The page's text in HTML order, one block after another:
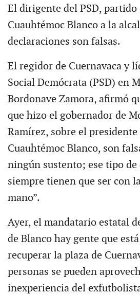
El dirigente del PSD, partido
Cuauhtémoc Blanco a la
declaraciones son falsas.
El regidor de Cuernavaca y
Social Demócrata (PSD) en
Bordonave Zamora, afirmó
que hizo el gobernador de
Ramírez, sobre el
Cuauhtémoc Blanco, son
ningún sustento; ese tipo de
siempre tienen que ser con
mano”.
Ayer, el mandatario estatal
de Blanco hay gente que
recuperar la plaza de
personas se pueden
inexperiencia del